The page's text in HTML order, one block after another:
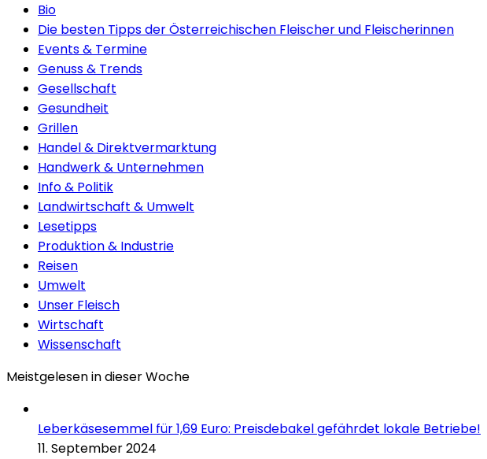
Bio
Die besten Tipps der Österreichischen Fleischer und Fleischerinnen
Events & Termine
Genuss & Trends
Gesellschaft
Gesundheit
Grillen
Handel & Direktvermarktung
Handwerk & Unternehmen
Info & Politik
Landwirtschaft & Umwelt
Lesetipps
Produktion & Industrie
Reisen
Umwelt
Unser Fleisch
Wirtschaft
Wissenschaft
Meistgelesen in dieser Woche
Leberkäsesemmel für 1,69 Euro: Preisdebakel gefährdet lokale Betriebe!
11. September 2024